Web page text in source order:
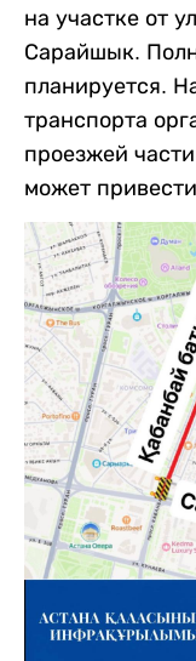
на участке от
Сарайшык.
планируется.
транспорта
проезжей
может